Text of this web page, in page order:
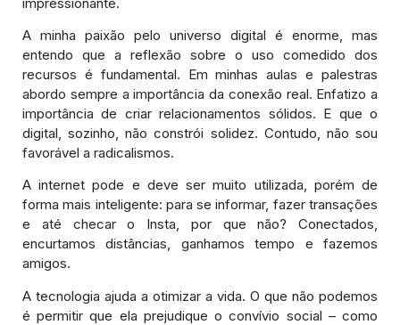
A minha paixão pelo universo digital é enorme, mas
entendo que a reflexão sobre o uso comedido dos
recursos é fundamental. Em minhas aulas e palestras
abordo sempre a importância da conexão real. Enfatizo a
importância de criar relacionamentos sólidos. E que o
digital, sozinho, não constrói solidez. Contudo, não sou
favorável a radicalismos.
A internet pode e deve ser muito utilizada, porém de
forma mais inteligente: para se informar, fazer transações
e até checar o Insta, por que não? Conectados,
encurtamos distâncias, ganhamos tempo e fazemos
amigos.
A tecnologia ajuda a otimizar a vida. O que não podemos
é permitir que ela prejudique o convívio social – como